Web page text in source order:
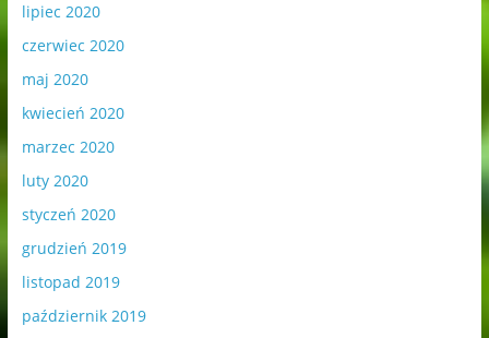
lipiec 2020
czerwiec 2020
maj 2020
kwiecień 2020
marzec 2020
luty 2020
styczeń 2020
grudzień 2019
listopad 2019
październik 2019